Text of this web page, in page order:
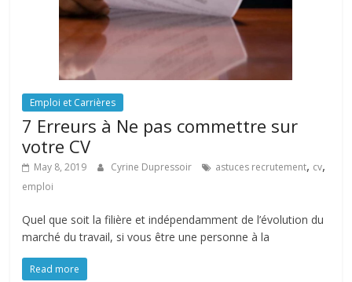
Emploi et Carrières
7 Erreurs à Ne pas commettre sur
votre CV
May 8, 2019 Cyrine Dupressoir astuces recrutement, cv,
emploi
Quel que soit la filière et indépendamment de l’évolution du
marché du travail, si vous être une personne à la
Read more